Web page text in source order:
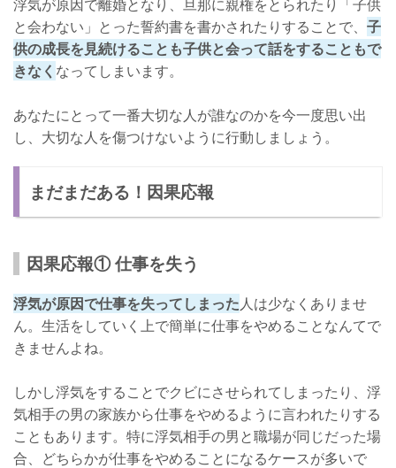
浮気が原因で離婚となり、旦那に親権をとられたり「子供
と会わない」とった誓約書を書かされたりすることで、 子
供の成長を見続けることも子供と会って話をすることもで
きなく なってしまいます。
あなたにとって一番大切な人が誰なのかを今一度思い出
し、大切な人を傷つけないように行動しましょう。
まだまだある！因果応報
因果応報① 仕事を失う
浮気が原因で仕事を失ってしまった人は少なくありませ
ん。生活をしていく上で簡単に仕事をやめることなんてで
きませんよね。
しかし浮気をすることでクビにさせられてしまったり、浮
気相手の男の家族から仕事をやめるように言われたりする
こともあります。特に浮気相手の男と職場が同じだった場
合、どちらかが仕事をやめることになるケースが多いで